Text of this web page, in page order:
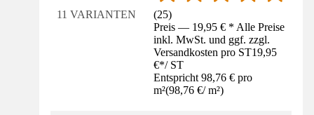
11 VARIANTEN (25)
Preis — 19,95 € * Alle Preise
inkl. MwSt. und ggf. zzgl.
Versandkosten pro ST19,95
€*/ ST
Entspricht 98,76 € pro
m²(98,76 €/ m²)